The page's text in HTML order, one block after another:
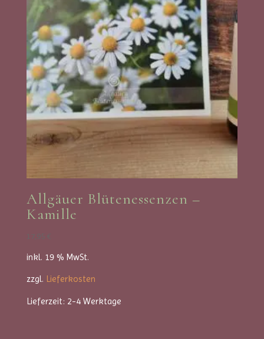
Allgäuer Blütenessenzen –
Kamille
17,95 €
inkl. 19 % MwSt.
zzgl. Lieferkosten
Lieferzeit: 2-4 Werktage